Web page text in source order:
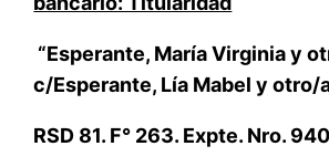
“Esperante, María Virginia y
c/Esperante, Lía Mabel y otro/
RSD 81. F° 263. Expte. Nro.